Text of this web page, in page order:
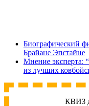
Биографический
Брайане Эпстайне
Мнение эксперта:
из лучших
КВИЗ